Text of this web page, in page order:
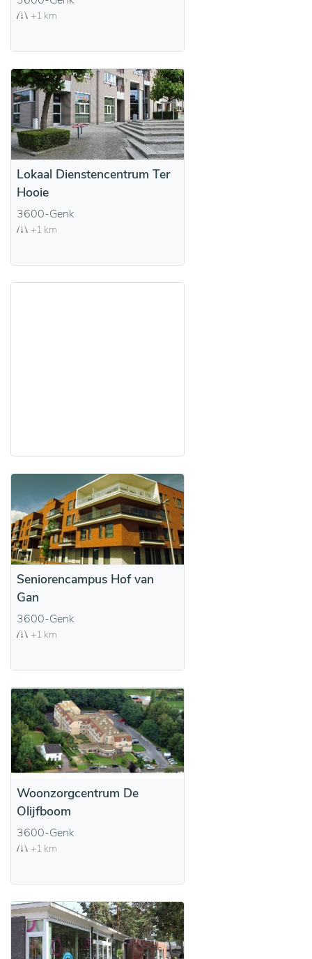
+1 km
Lokaal Dienstencentrum Ter
Hooie
3600-Genk
+1 km
Seniorencampus Hof van
Gan
3600-Genk
+1 km
Woonzorgcentrum De
Olijfboom
3600-Genk
+1 km